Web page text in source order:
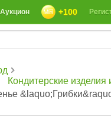
СЕГОДНЯ: 39142 РЕЦЕПТА
+100
Аукцион
Кондитерские изделия